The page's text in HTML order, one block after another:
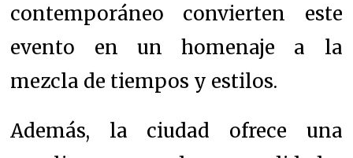
contemporáneo convierten este
evento en un homenaje a la
mezcla de tiempos y estilos.
Además, la ciudad ofrece una